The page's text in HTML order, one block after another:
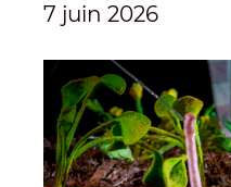
7 juin 2026